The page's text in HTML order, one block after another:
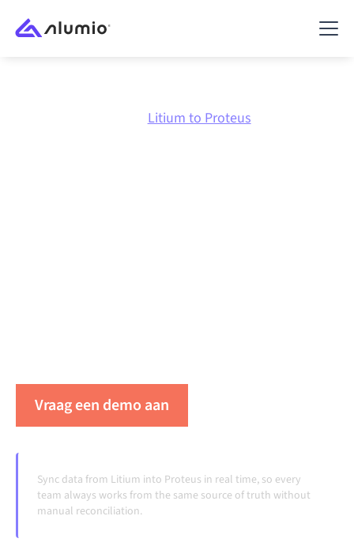
Litium to Proteus
Vraag een demo aan
Sync data from Litium into Proteus in real time, so every
team always works from the same source of truth without
manual reconciliation.